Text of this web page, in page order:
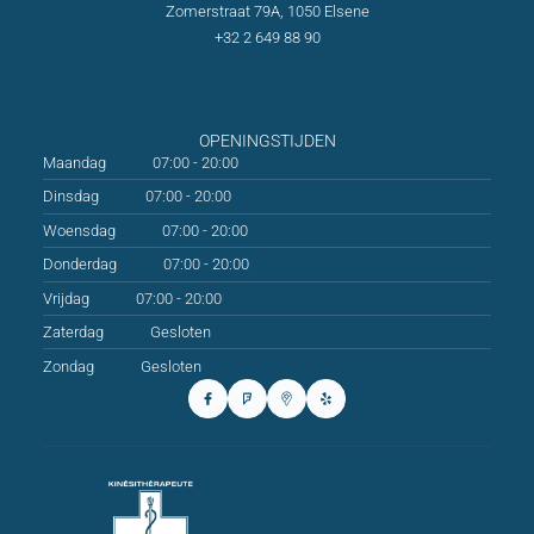
Zomerstraat 79A, 1050 Elsene
+32 2 649 88 90
OPENINGSTIJDEN
Maandag
07:00 - 20:00
Dinsdag
07:00 - 20:00
Woensdag
07:00 - 20:00
Donderdag
07:00 - 20:00
Vrijdag
07:00 - 20:00
Zaterdag
Gesloten
Zondag
Gesloten